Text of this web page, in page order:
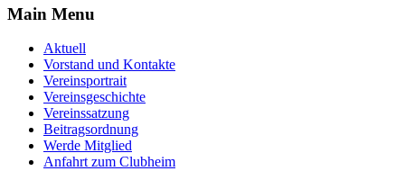
Main Menu
Aktuell
Vorstand und Kontakte
Vereinsportrait
Vereinsgeschichte
Vereinssatzung
Beitragsordnung
Werde Mitglied
Anfahrt zum Clubheim